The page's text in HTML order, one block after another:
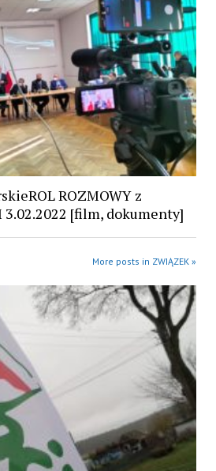
ROZMOWY z
3.02.2022 [film, dokumenty]
More posts in ZWIĄZEK »